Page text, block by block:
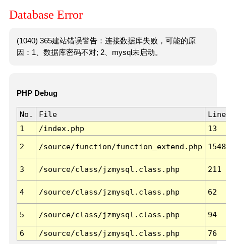
Database Error
(1040) 365建站错误警告：连接数据库失败，可能的原
因：1、数据库密码不对; 2、mysql未启动。
PHP Debug
No. File
Line
1
/index.php 13
2 /source/function/function_extend.php 1548
3 /source/class/jzmysql.class.php 211
4 /source/class/jzmysql.class.php 62
5 /source/class/jzmysql.class.php 94
6 /source/class/jzmysql.class.php 76